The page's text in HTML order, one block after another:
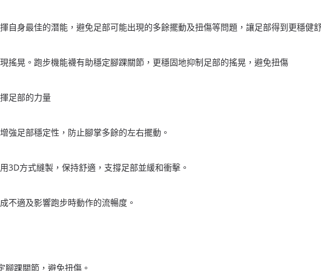
自身最佳的潛能，避免足部可能出現的多餘擺動及扭傷等問題，讓足部得到更穩健
搖晃。跑步機能襪有助穩定腳踝關節，更穩固地抑制足部的搖晃，避免扭傷
足部的力量
強足部穩定性，防止腳掌多餘的左右擺動。
3D方式縫製，保持舒適，支撐足部並緩和衝擊。
不適及影響跑步時動作的流暢度。
踝關節，避免扭傷。